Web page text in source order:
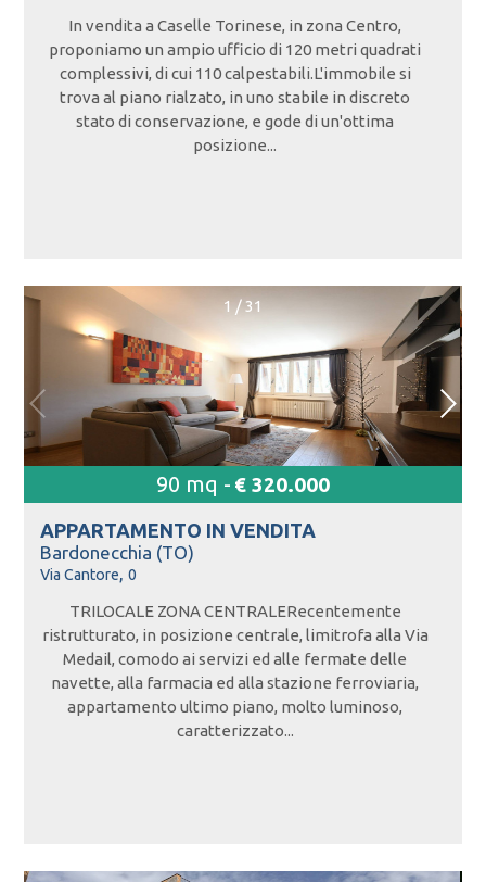
In vendita a Caselle Torinese, in zona Centro,
proponiamo un ampio ufficio di 120 metri quadrati
complessivi, di cui 110 calpestabili.L'immobile si
trova al piano rialzato, in uno stabile in discreto
stato di conservazione, e gode di un'ottima
posizione...
1 /31
90 mq - € 320.000
APPARTAMENTO IN VENDITA
Bardonecchia (TO)
Via Cantore, 0
TRILOCALE ZONA CENTRALERecentemente
ristrutturato, in posizione centrale, limitrofa alla Via
Medail, comodo ai servizi ed alle fermate delle
navette, alla farmacia ed alla stazione ferroviaria,
appartamento ultimo piano, molto luminoso,
caratterizzato...